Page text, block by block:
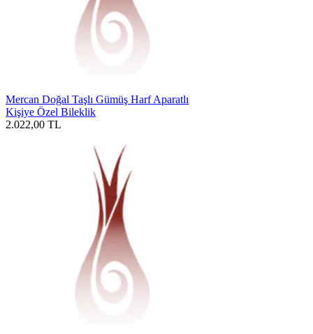
Mercan Doğal Taşlı Gümüş Harf Aparatlı
Kişiye Özel Bileklik
2.022,00 TL